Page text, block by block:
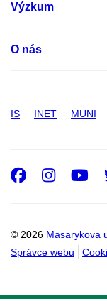
Výzkum
O nás
IS INET MUNI
© 2026 Masarykova
Správce webu